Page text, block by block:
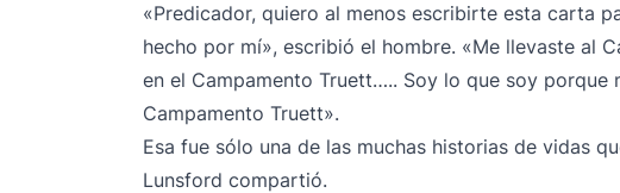
«Predicador, quiero al menos escribirte esta carta
hecho por mí», escribió el hombre. «Me llevaste al
en el Campamento Truett….. Soy lo que soy porque
Campamento Truett».
Esa fue sólo una de las muchas historias de vidas
Lunsford compartió.